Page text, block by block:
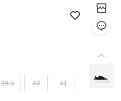
39.5 40 41